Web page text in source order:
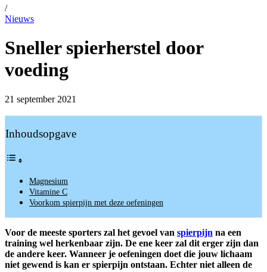
/
Nieuws
Sneller spierherstel door
voeding
21 september 2021
Inhoudsopgave
Magnesium
Vitamine C
Voorkom spierpijn met deze oefeningen
Voor de meeste sporters zal het gevoel van spierpijn na een
training wel herkenbaar zijn. De ene keer zal dit erger zijn dan
de andere keer. Wanneer je oefeningen doet die jouw lichaam
niet gewend is kan er spierpijn ontstaan. Echter niet alleen de